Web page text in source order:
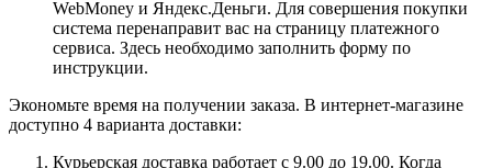
WebMoney и Яндекс.Деньги. Для совершения покупки
система перенаправит вас на страницу платежного
сервиса. Здесь необходимо заполнить форму по
инструкции.
Экономьте время на получении заказа. В интернет-магазине
доступно 4 варианта доставки:
Курьерская доставка работает с 9.00 до 19.00. Когда